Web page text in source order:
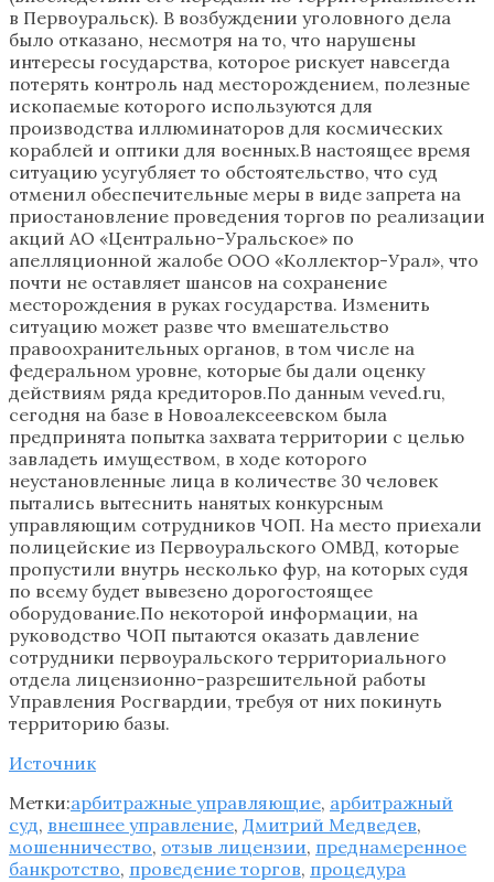
Источник
Метки:арбитражные управляющие, арбитражный
суд, внешнее управление, Дмитрий Медведев,
мошенничество, отзыв лицензии, преднамеренное
банкротство, проведение торгов, процедура